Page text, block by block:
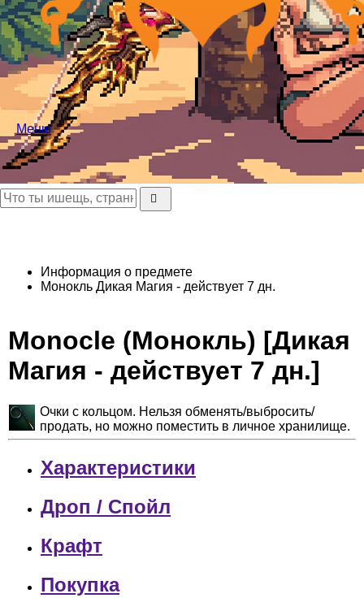
Меню
Информация о предмете
Монокль Дикая Магия - действует 7 дн.
Monocle (Монокль) [Дикая
Магия - действует 7 дн.]
Очки с кольцом. Нельзя обменять/выбросить/
продать, но можно поместить в личное хранилище.
Характеристики
Дроп / Спойл
Крафт
Покупка